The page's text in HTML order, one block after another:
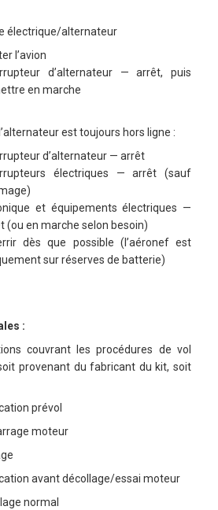
électrique/alternateur
l’avion
d’alternateur — arrêt, puis
en marche
est toujours hors ligne :
d’alternateur — arrêt
électriques — arrêt (sauf
et équipements électriques —
(ou en marche selon besoin)
dès que possible (l’aéronef est
sur réserves de batterie)
:
couvrant les procédures de vol
provenant du fabricant du kit, soit
prévol
moteur
avant décollage/essai moteur
normal